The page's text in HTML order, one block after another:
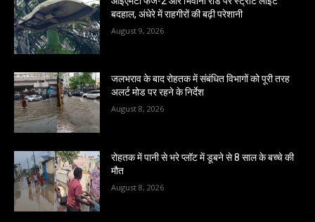
बदहाल, अंधेरे में राहगीरों की बढ़ी परेशानी
August 9, 2026
जलभराव के बाद रोहतक में संबंधित विभागों को पूरी तरह
अलर्ट मोड पर रहने के निर्देश
August 8, 2026
रोहतक में पानी से भरे प्लॉट में डूबने से 8 साल के बच्चे की
मौत
August 8, 2026